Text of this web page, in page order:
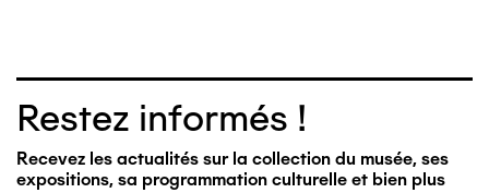
Restez informés !
Recevez les actualités sur la collection du musée, ses
expositions, sa programmation culturelle et bien plus